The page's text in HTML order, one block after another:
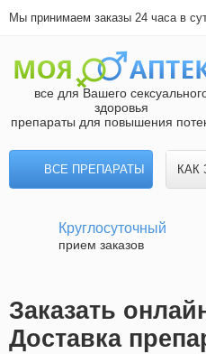
Мы принимаем заказы 24 часа в
все для Вашего
здоровья
препараты для повышения
ВСЕ ПРЕПАРАТЫ КАК
Круглосуточный
прием заказов
Заказать
Доставка